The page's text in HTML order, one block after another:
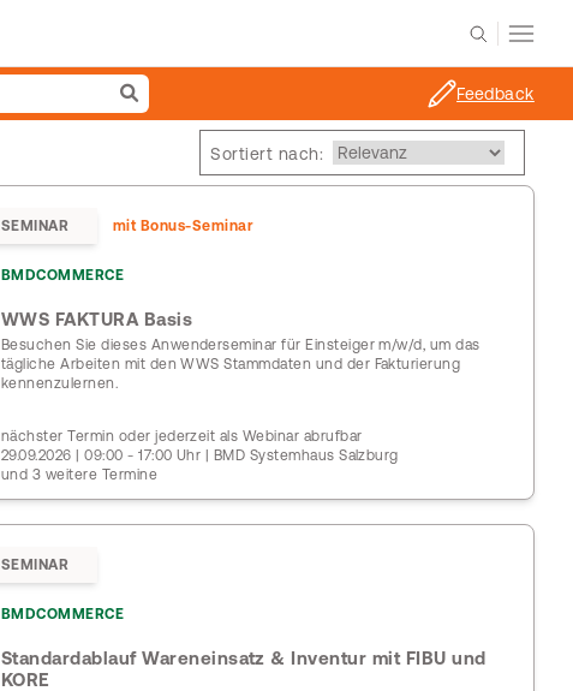
Feedback
Sortiert nach:
SEMINAR mit Bonus-Seminar
BMDCOMMERCE
WWS FAKTURA Basis
Besuchen Sie dieses Anwenderseminar für Einsteiger m/w/d, um das
tägliche Arbeiten mit den WWS Stammdaten und der Fakturierung
kennenzulernen.
nächster Termin oder jederzeit als Webinar abrufbar
29.09.2026 | 09:00 - 17:00 Uhr | BMD Systemhaus Salzburg
und 3 weitere Termine
SEMINAR
BMDCOMMERCE
Standardablauf Wareneinsatz & Inventur mit FIBU und
KORE